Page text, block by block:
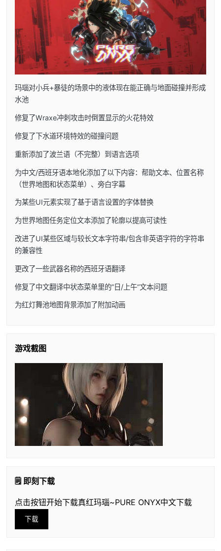
玛瑙对小兵+暴徒的场景中的液体现在能正确与地面碰撞并形成
水池
修复了Wraxe冲刺攻击时倒置显示的火花特效
修复了下水道环境特效的碰撞问题
重新添加了波兰语（不完整）到语言选项
为中文/西班牙语本地化添加了以下内容：帮助文本、位置名称
（世界地图和状态菜单）、旁白字幕
为某些UI元素实现了基于语言设置的字体替换
为世界地图任务定位文本添加了轮廓以提高可读性
改进了UI某些区域与较长文本字符串/包含非英语字符的字符串
的兼容性
更改了一些武器名称的西班牙语翻译
修复了中文翻译中状态菜单里的”日/上午”文本问题
为红灯舞池地图背景添加了附加动画
游戏截图
🗒️ 即刻下载
点击按钮开始下载真红玛瑙~PURE ONYX中文下载
下载